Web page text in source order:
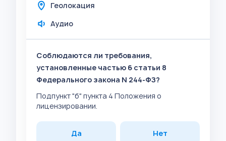
Геолокация
Аудио
Соблюдаются ли требования,
установленные частью 6 статьи 8
Федерального закона N 244-ФЗ?
Подпункт "б" пункта 4 Положения о
лицензировании.
Да Нет